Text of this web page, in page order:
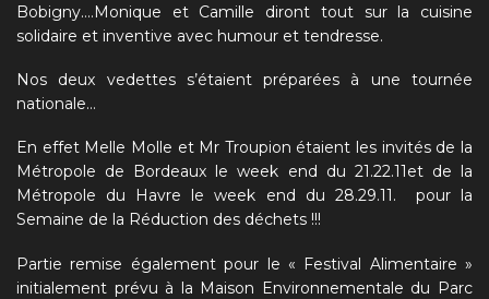
Bobigny….Monique et Camille diront tout sur la cuisine
solidaire et inventive avec humour et tendresse.
Nos deux vedettes s’étaient préparées à une tournée
nationale…
En effet Melle Molle et Mr Troupion étaient les invités de la
Métropole de Bordeaux le week end du 21.22.11et de la
Métropole du Havre le week end du 28.29.11. pour la
Semaine de la Réduction des déchets !!!
Partie remise également pour le « Festival Alimentaire »
initialement prévu à la Maison Environnementale du Parc